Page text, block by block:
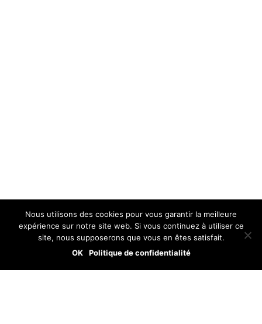
Nous utilisons des cookies pour vous garantir la meilleure
expérience sur notre site web. Si vous continuez à utiliser ce
site, nous supposerons que vous en êtes satisfait.
OK
Politique de confidentialité